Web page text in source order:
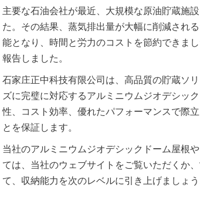
主要な石油会社が最近、大規模な原油貯蔵施
た。その結果、蒸気排出量が大幅に削減され
能となり、時間と労力のコストを節約できま
報告しました。
石家庄正中科技有限公司は、高品質の貯蔵ソ
ズに完璧に対応するアルミニウムジオデシッ
性、コスト効率、優れたパフォーマンスで際
とを保証します。
当社のアルミニウムジオデシックドーム屋根
ては、当社のウェブサイトをご覧いただくか
て、収納能力を次のレベルに引き上げましょう